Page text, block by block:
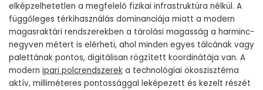
elképzelhetetlen a megfelelő fizikai infrastruktúra nélkül. A
függőleges térkihasználás dominanciája miatt a modern
magasraktári rendszerekben a tárolási magasság a harminc-
negyven métert is elérheti, ahol minden egyes tálcának vagy
palettának pontos, digitálisan rögzített koordinátája van. A
modern ipari polcrendszerek a technológiai ökoszisztéma
aktív, milliméteres pontossággal leképezett és kezelt részét